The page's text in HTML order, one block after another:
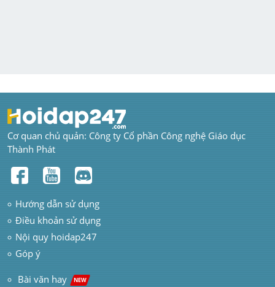
Cơ quan chủ quản: Công ty Cổ phần Công nghệ Giáo dục
Thành Phát
Hướng dẫn sử dụng
Điều khoản sử dụng
Nội quy hoidap247
Góp ý
Bài văn hay NEW